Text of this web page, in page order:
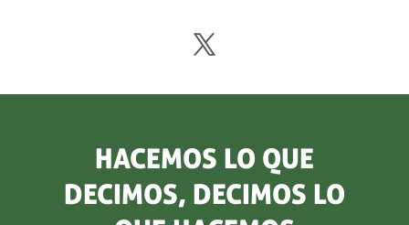
HACEMOS LO QUE
DECIMOS, DECIMOS LO